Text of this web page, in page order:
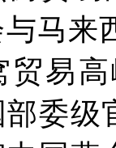
马来
贸易
委级